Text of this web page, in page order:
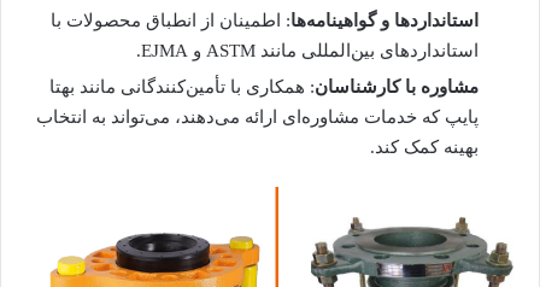
استانداردها و گواهینامه‌ها: اطمینان از انطباق محصولات با
استانداردهای بین‌المللی مانند ASTM و EJMA.
مشاوره با کارشناسان: همکاری با تأمین‌کنندگانی مانند بهتا
پایپ که خدمات مشاوره‌ای ارائه می‌دهند، می‌تواند به انتخاب
بهینه کمک کند.